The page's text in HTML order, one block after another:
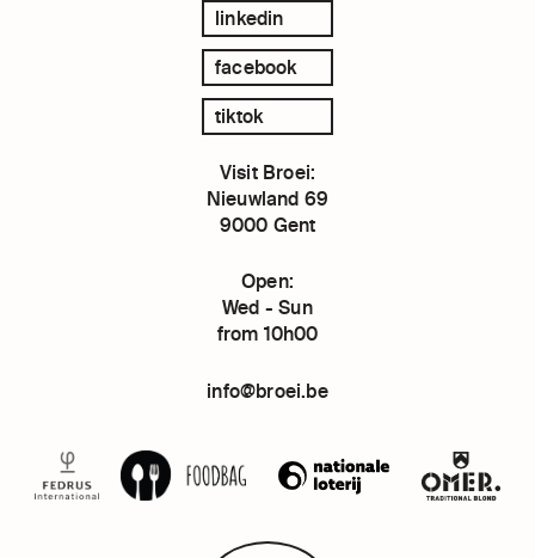
linkedin
facebook
tiktok
Visit Broei:
Nieuwland 69
9000 Gent
Open:
Wed - Sun
from 10h00
info@broei.be